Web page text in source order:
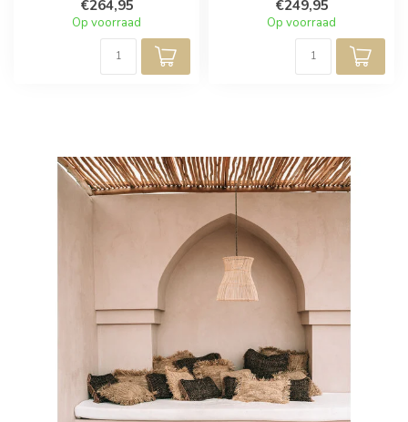
Om...
€264,95
Op voorraad
€249,95
Op voorraad